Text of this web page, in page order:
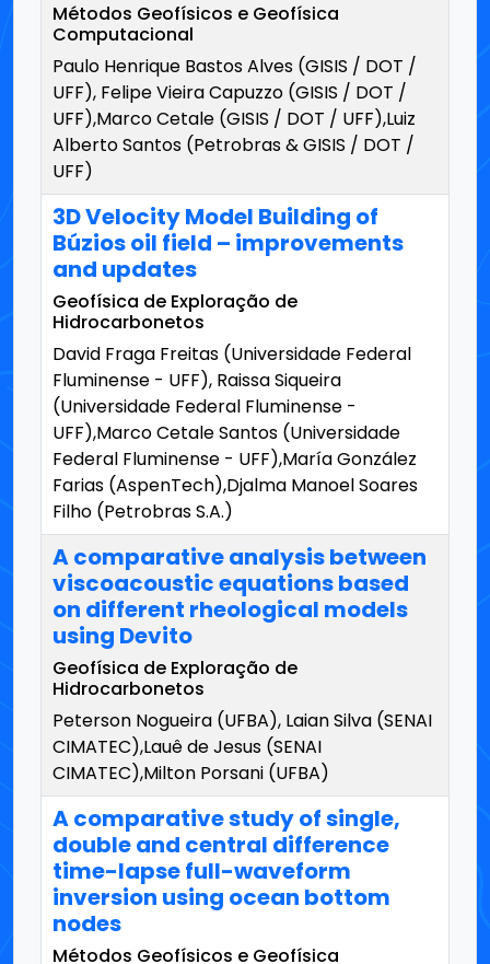
Métodos Geofísicos e Geofísica
Computacional
Paulo Henrique Bastos Alves (GISIS / DOT /
UFF), Felipe Vieira Capuzzo (GISIS / DOT /
UFF),Marco Cetale (GISIS / DOT / UFF),Luiz
Alberto Santos (Petrobras & GISIS / DOT /
UFF)
3D Velocity Model Building of
Búzios oil field – improvements
and updates
Geofísica de Exploração de
Hidrocarbonetos
David Fraga Freitas (Universidade Federal
Fluminense - UFF), Raissa Siqueira
(Universidade Federal Fluminense -
UFF),Marco Cetale Santos (Universidade
Federal Fluminense - UFF),María González
Farias (AspenTech),Djalma Manoel Soares
Filho (Petrobras S.A.)
A comparative analysis between
viscoacoustic equations based
on different rheological models
using Devito
Geofísica de Exploração de
Hidrocarbonetos
Peterson Nogueira (UFBA), Laian Silva (SENAI
CIMATEC),Lauê de Jesus (SENAI
CIMATEC),Milton Porsani (UFBA)
A comparative study of single,
double and central difference
time-lapse full-waveform
inversion using ocean bottom
nodes
Métodos Geofísicos e Geofísica